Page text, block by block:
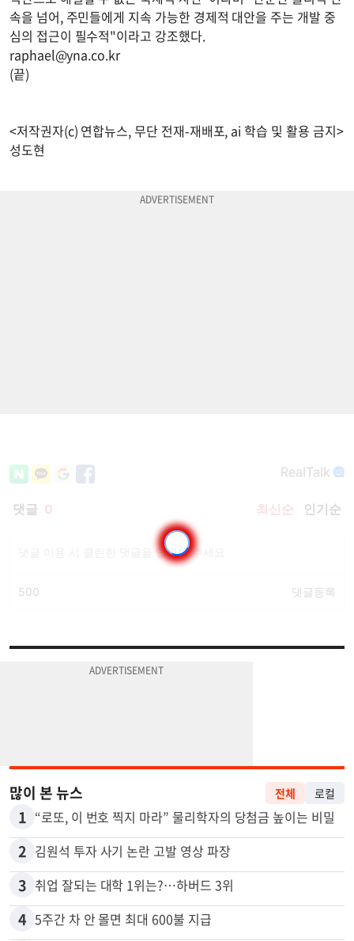
속을 넘어, 주민들에게 지속 가능한 경제적 대안을 주는 개발 중
심의 접근이 필수적"이라고 강조했다.
raphael@yna.co.kr
(끝)
<저작권자(c) 연합뉴스, 무단 전재-재배포, ai 학습 및 활용 금지>
성도현
많이 본 뉴스 전체 로컬
1 “로또, 이 번호 찍지 마라” 물리학자의 당첨금 높이는 비밀
2 김원석 투자 사기 논란 고발 영상 파장
3 취업 잘되는 대학 1위는?…하버드 3위
4 5주간 차 안 몰면 최대 600불 지급